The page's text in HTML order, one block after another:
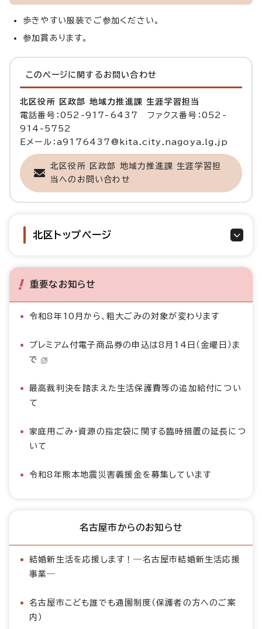
歩きやすい服装でご参加ください。
参加賞あります。
このページに関する お問い合わせ
北区役所 区政部 地域力推進課 生涯学習担当
電話番号：052-917-6437 ファクス番号：052-
914-5752
Eメール：a9176437@kita.city.nagoya.lg.jp
北区役所 区政部 地域力推進課 生涯学習担
当へのお問い合わせ
北区トップページ
重要なお知らせ
令和8年10月から、粗大ごみの対象が変わります
プレミアム付電子商品券の申込は8月14日（金曜日）ま
で
最高裁判決を踏まえた生活保護費等の追加給付につい
て
家庭用ごみ・資源の指定袋に関する臨時措置の延長につ
いて
令和8年熊本地震災害義援金を募集しています
名古屋市からのお知らせ
結婚新生活を応援します！―名古屋市結婚新生活応援
事業―
名古屋市こども誰でも通園制度（保護者の方へのご案
内）